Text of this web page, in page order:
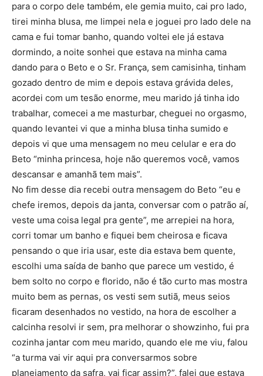
No fim desse dia recebi outra mensagem do Beto “eu e
chefe iremos, depois da janta, conversar com o patrão aí,
veste uma coisa legal pra gente”, me arrepiei na hora,
corri tomar um banho e fiquei bem cheirosa e ficava
pensando o que iria usar, este dia estava bem quente,
escolhi uma saída de banho que parece um vestido, é
bem solto no corpo e florido, não é tão curto mas mostra
muito bem as pernas, os vesti sem sutiã, meus seios
ficaram desenhados no vestido, na hora de escolher a
calcinha resolvi ir sem, pra melhorar o showzinho, fui pra
cozinha jantar com meu marido, quando ele me viu, falou
“a turma vai vir aqui pra conversarmos sobre
planejamento da safra, vai ficar assim?”, falei que estava